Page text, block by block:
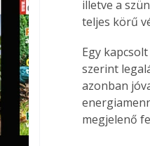
illetve a
teljes körű
Egy
szerint
azonban
megjelenő